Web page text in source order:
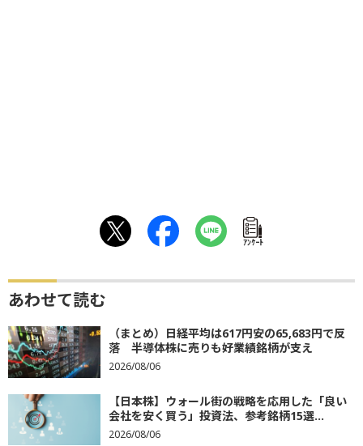
ｱﾝｹｰﾄ
あわせて読む
（まとめ）日経平均は617円安の65,683円で反
落 半導体株に売りも好業績銘柄が支え
2026/08/06
【日本株】ウォール街の戦略を応用した「良い
会社を安く買う」投資法、参考銘柄15選...
2026/08/06